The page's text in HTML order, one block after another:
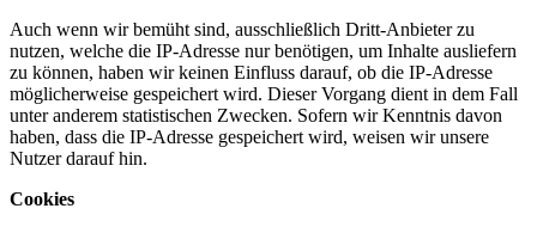
Auch wenn wir bemüht sind, ausschließlich Dritt-Anbieter zu
nutzen, welche die IP-Adresse nur benötigen, um Inhalte ausliefern
zu können, haben wir keinen Einfluss darauf, ob die IP-Adresse
möglicherweise gespeichert wird. Dieser Vorgang dient in dem Fall
unter anderem statistischen Zwecken. Sofern wir Kenntnis davon
haben, dass die IP-Adresse gespeichert wird, weisen wir unsere
Nutzer darauf hin.
Cookies